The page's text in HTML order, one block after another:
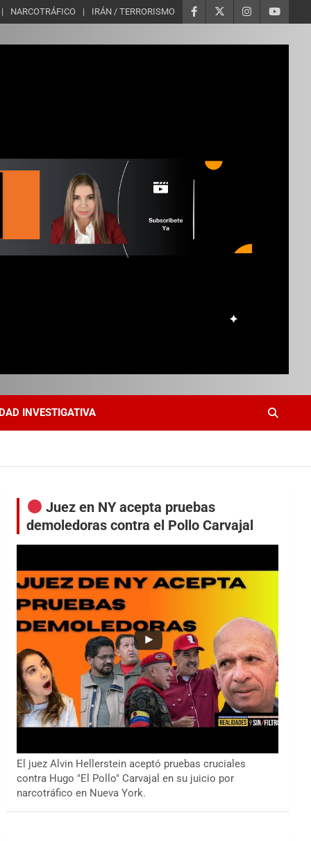
NARCOTRÁFICO IRÁN / TERRORISMO
INVESTIGATIVA
Juez en NY acepta pruebas
demoledoras contra el Pollo Carvajal
El juez Alvin Hellerstein aceptó pruebas cruciales
contra Hugo "El Pollo" Carvajal en su juicio por
narcotráfico en Nueva York.